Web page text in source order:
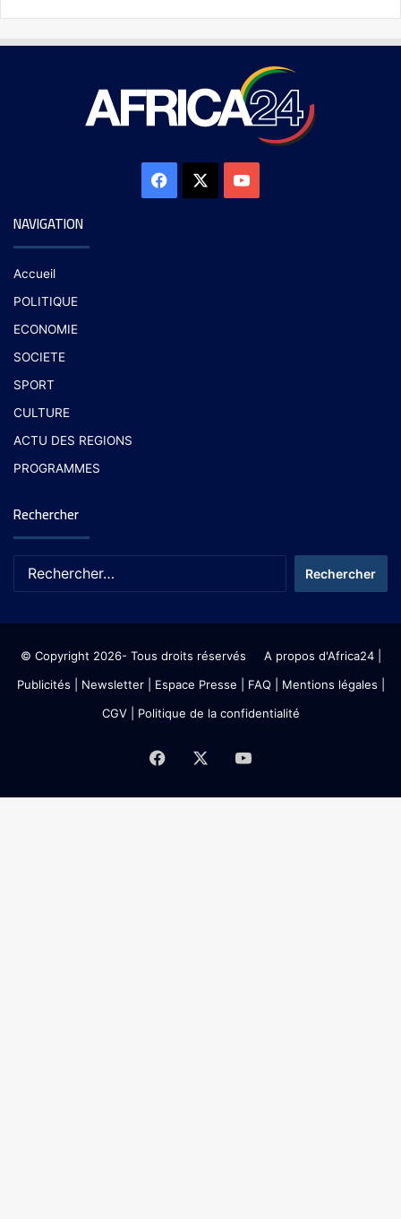
NAVIGATION
Accueil
POLITIQUE
ECONOMIE
SOCIETE
SPORT
CULTURE
ACTU DES REGIONS
PROGRAMMES
Rechercher
© Copyright 2026- Tous droits réservés A propos d'Africa24|
Publicités
Newsletter| Espace Presse | FAQ | Mentions légales
CGV| Politique de la confidentialité